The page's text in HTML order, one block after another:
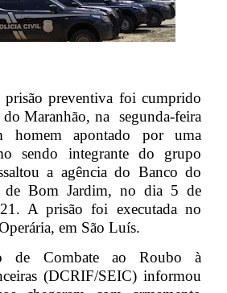
preventiva foi cumprido
Maranhão, na segunda-feira
homem apontado por uma
sendo integrante do grupo
a agência do Banco do
de Bom Jardim, no dia 5 de
A prisão foi executada no
em São Luís.
de Combate ao Roubo à
(DCRIF/SEIC) informou